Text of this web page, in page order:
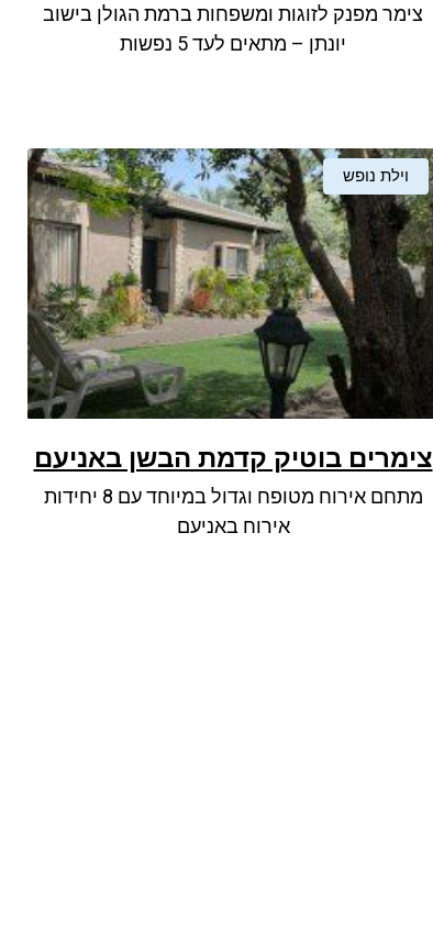
צימר מפנק לזוגות ומשפחות ברמת הגולן בישוב
יונתן – מתאים לעד 5 נפשות
וילת נופש
צימרים בוטיק קדמת הבשן באניעם
מתחם אירוח מטופח וגדול במיוחד עם 8 יחידות
אירוח באניעם